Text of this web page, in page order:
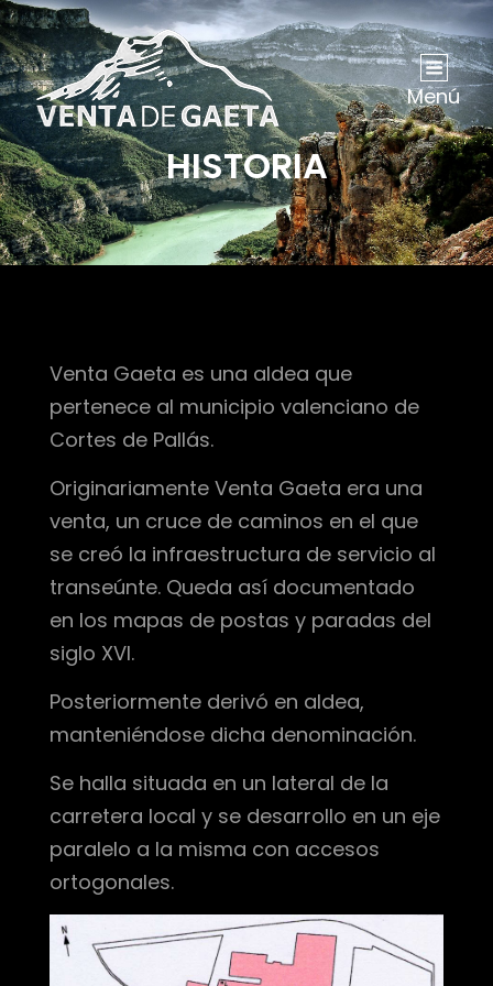
Menú
HISTORIA
Venta Gaeta es una aldea que
pertenece al municipio valenciano de
Cortes de Pallás.
Originariamente Venta Gaeta era una
venta, un cruce de caminos en el que
se creó la infraestructura de servicio al
transeúnte. Queda así documentado
en los mapas de postas y paradas del
siglo XVI.
Posteriormente derivó en aldea,
manteniéndose dicha denominación.
Se halla situada en un lateral de la
carretera local y se desarrollo en un eje
paralelo a la misma con accesos
ortogonales.